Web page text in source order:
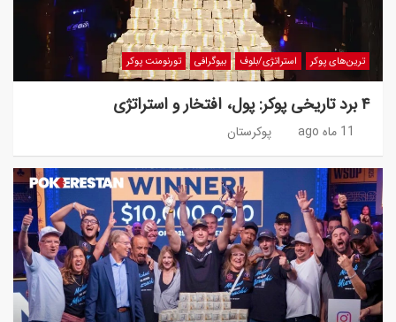
ترین‌های پوکر استراتژی/بلوف بیوگرافی تورنومنت پوکر
۴ برد تاریخی پوکر: پول، افتخار و استراتژی
11 ماه ago پوکرستان